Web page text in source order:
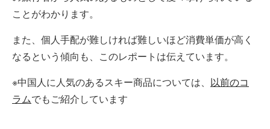
ことがわかります。
また、個人手配が難しければ難しいほど消費単価が高く
なるという傾向も、このレポートは伝えています。
※中国人に人気のあるスキー商品については、 以前のコ
ラムでもご紹介しています